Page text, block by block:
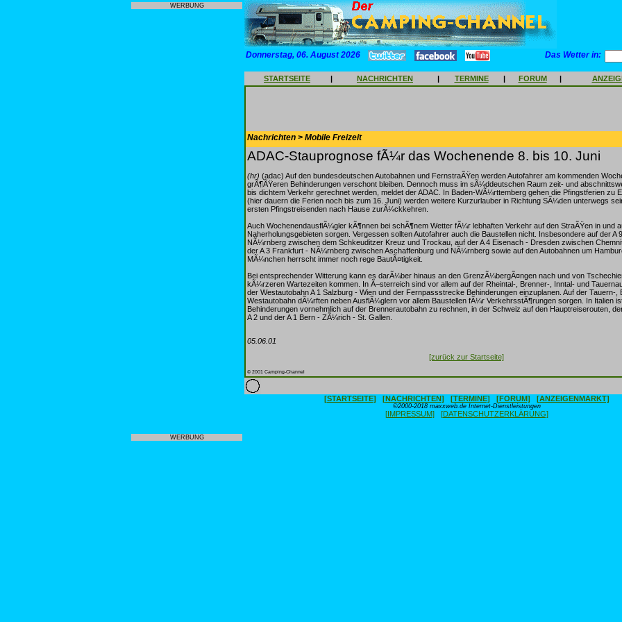
WERBUNG
WERBUNG
Donnerstag, 06. August 2026 Das Wetter in:
STARTSEITE | NACHRICHTEN | TERMINE | FORUM |
Nachrichten > Mobile Freizeit
ADAC-Stauprognose fÃ¼r das Wochenende 8. bis 10. Juni
(hr) (adac) Auf den bundesdeutschen Autobahnen und FernstraÃŸen werden Autofahrer am kommenden
grÃ¶ÃŸeren Behinderungen verschont bleiben. Dennoch muss im sÃ¼ddeutschen Raum zeit- und
bis dichtem Verkehr gerechnet werden, meldet der ADAC. In Baden-WÃ¼rttemberg gehen die Pfingstferien zu
(hier dauern die Ferien noch bis zum 16. Juni) werden weitere Kurzurlauber in Richtung SÃ¼den unterwegs
ersten Pfingstreisenden nach Hause zurÃ¼ckkehren.
Auch WochenendausflÃ¼gler kÃ¶nnen bei schÃ¶nem Wetter fÃ¼r lebhaften Verkehr auf den StraÃŸen in und
Naherholungsgebieten sorgen. Vergessen sollten Autofahrer auch die Baustellen nicht. Insbesondere auf der A
NÃ¼rnberg zwischen dem Schkeuditzer Kreuz und Trockau, auf der A 4 Eisenach - Dresden zwischen
der A 3 Frankfurt - NÃ¼rnberg zwischen Aschaffenburg und NÃ¼rnberg sowie auf den Autobahnen um
MÃ¼nchen herrscht immer noch rege BautÃ¤tigkeit.
Bei entsprechender Witterung kann es darÃ¼ber hinaus an den GrenzÃ¼bergÃ¤ngen nach und von
kÃ¼rzeren Wartezeiten kommen. In Ã–sterreich sind vor allem auf der Rheintal-, Brenner-, Inntal- und
der Westautobahn A 1 Salzburg - Wien und der Fernpassstrecke Behinderungen einzuplanen. Auf der Tauern-,
Westautobahn dÃ¼rften neben AusflÃ¼glern vor allem Baustellen fÃ¼r VerkehrsstÃ¶rungen sorgen. In Italien
Behinderungen vornehmlich auf der Brennerautobahn zu rechnen, in der Schweiz auf den Hauptreiserouten,
A 2 und der A 1 Bern - ZÃ¼rich - St. Gallen.
05.06.01
[zurück zur Startseite]
© 2001 Camping-Channel
[STARTSEITE] [NACHRICHTEN] [TERMINE] [FORUM] [ANZEIGENMARKT]
©2000-2018 maxxweb.de Internet-Dienstleistungen
[IMPRESSUM] [DATENSCHUTZERKLÄRUNG]